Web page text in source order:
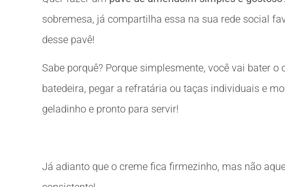
sobremesa, já compartilha essa na sua rede social
desse pavê!
Sabe porquê? Porque simplesmente, você vai bater
batedeira, pegar a refratária ou taças individuais e
geladinho e pronto para servir!
Já adianto que o creme fica firmezinho, mas não